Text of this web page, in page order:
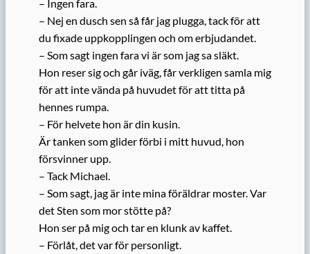
– Ingen fara.
– Nej en dusch sen så får jag plugga, tack för att
du fixade uppkopplingen och om erbjudandet.
– Som sagt ingen fara vi är som jag sa släkt.
Hon reser sig och går iväg, får verkligen samla mig
för att inte vända på huvudet för att titta på
hennes rumpa.
– För helvete hon är din kusin.
Är tanken som glider förbi i mitt huvud, hon
försvinner upp.
– Tack Michael.
– Som sagt, jag är inte mina föräldrar moster. Var
det Sten som mor stötte på?
Hon ser på mig och tar en klunk av kaffet.
– Förlåt, det var för personligt.